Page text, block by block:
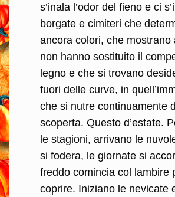
s’inala l’odor del fieno e ci
borgate e cimiteri che
ancora colori, che mostrano
non hanno sostituito il
legno e che si trovano
fuori delle curve, in
che si nutre continuamente
scoperta. Questo d’estate.
le stagioni, arrivano le
si fodera, le giornate si
freddo comincia col lambire
coprire. Iniziano le nevicate